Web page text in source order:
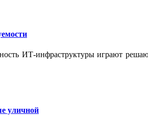
ИТ-инфраструктуры играют
уличной